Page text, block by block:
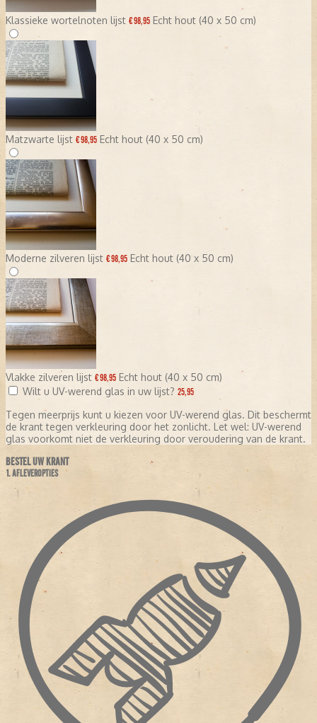
Klassieke wortelnoten lijst € 98,95 Echt hout (40 x 50 cm)
Matzwarte lijst € 98,95 Echt hout (40 x 50 cm)
Moderne zilveren lijst € 98,95 Echt hout (40 x 50 cm)
Vlakke zilveren lijst € 98,95 Echt hout (40 x 50 cm)
Wilt u UV-werend glas in uw lijst? 25,95
Tegen meerprijs kunt u kiezen voor UV-werend glas. Dit beschermt
de krant tegen verkleuring door het zonlicht. Let wel: UV-werend
glas voorkomt niet de verkleuring door veroudering van de krant.
BESTEL UW KRANT
1. AFLEVEROPTIES